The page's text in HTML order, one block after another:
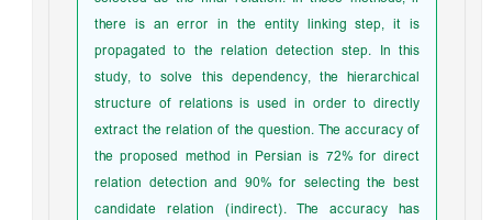
there is an error in the entity linking step, it is
propagated to the relation detection step. In this
study, to solve this dependency, the hierarchical
structure of relations is used in order to directly
extract the relation of the question. The accuracy of
the proposed method in Persian is 72% for direct
relation detection and 90% for selecting the best
candidate relation (indirect). The accuracy has